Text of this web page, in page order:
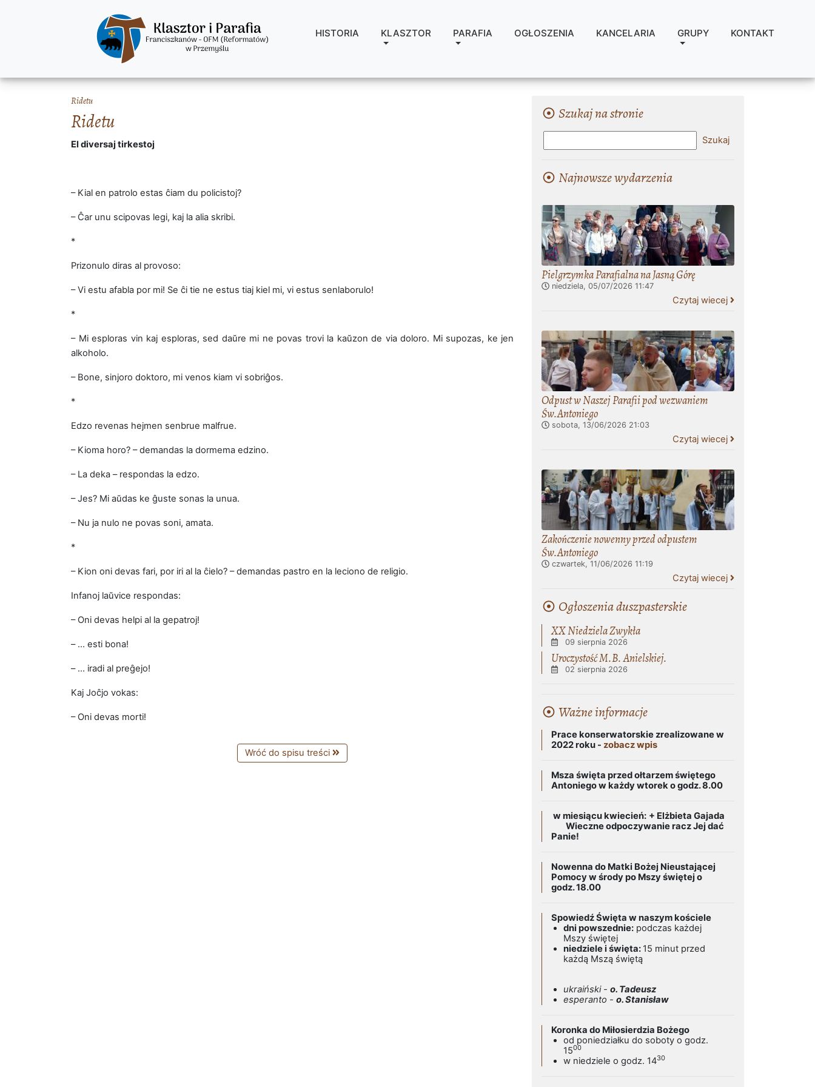
HISTORIA KLASZTOR PARAFIA OGŁOSZENIA KANCELARIA GRUPY KONTAKT
Ridetu
Ridetu
El diversaj tirkestoj
– Kial en patrolo estas ĉiam du policistoj?
– Ĉar unu scipovas legi, kaj la alia skribi.
*
Prizonulo diras al provoso:
– Vi estu afabla por mi! Se ĉi tie ne estus tiaj kiel mi, vi estus senlaborulo!
*
– Mi esploras vin kaj esploras, sed daŭre mi ne povas trovi la kaŭzon de via doloro. Mi supozas, ke jen
alkoholo.
– Bone, sinjoro doktoro, mi venos kiam vi sobriĝos.
*
Edzo revenas hejmen senbrue malfrue.
– Kioma horo? – demandas la dormema edzino.
– La deka – respondas la edzo.
– Jes? Mi aŭdas ke ĝuste sonas la unua.
– Nu ja nulo ne povas soni, amata.
*
– Kion oni devas fari, por iri al la ĉielo? – demandas pastro en la leciono de religio.
Infanoj laŭvice respondas:
– Oni devas helpi al la gepatroj!
– … esti bona!
– … iradi al preĝejo!
Kaj Joĉjo vokas:
– Oni devas morti!
Wróć do spisu treści
Szukaj na stronie
Najnowsze wydarzenia
Pielgrzymka Parafialna na Jasną Górę
niedziela, 05/07/2026 11:47
Czytaj wiecej
Odpust w Naszej Parafii pod wezwaniem
Św.Antoniego
sobota, 13/06/2026 21:03
Czytaj wiecej
Zakończenie nowenny przed odpustem
Św.Antoniego
czwartek, 11/06/2026 11:19
Czytaj wiecej
Ogłoszenia duszpasterskie
XX Niedziela Zwykła
09 sierpnia 2026
Uroczystość M.B. Anielskiej.
02 sierpnia 2026
Ważne informacje
Prace konserwatorskie zrealizowane w
2022 roku - zobacz wpis
Msza święta przed ołtarzem świętego
Antoniego w każdy wtorek o godz. 8.00
w miesiącu kwiecień: + Elżbieta Gajada
Wieczne odpoczywanie racz Jej dać
Panie!
Nowenna do Matki Bożej Nieustającej
Pomocy w środy po Mszy świętej o
godz. 18.00
Spowiedź Święta w naszym kościele
dni powszednie: podczas każdej
Mszy świętej
niedziele i święta: 15 minut przed
każdą Mszą świętą
ukraiński - o. Tadeusz
esperanto - o. Stanisław
Koronka do Miłosierdzia Bożego
od poniedziałku do soboty o godz.
1500
w niedziele o godz. 1430